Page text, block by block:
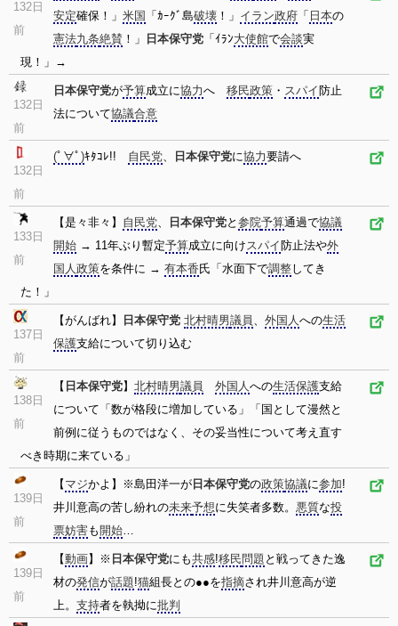
132日
前
安定確保！」 米国 「ｶｰｸﾞ島破壊 ！」 イラン政府 「 日本の
憲法九条絶賛 ！」 日本保守党 「ｲﾗﾝ大使館で会談実
現！」→
132日
前
日本保守党が予算成立に協力へ 移民政策 ・ スパイ 防止
法について協議合意
132日
前
(ﾟ∀ﾟ)ｷﾀｺﾚ!! 自民党、 日本保守党に協力要請へ
133日
前
【是々非々】 自民党、 日本保守党と 参院予算通過で協議
開始 → 11年ぶり暫定予算成立に向けスパイ 防止法や外
国人政策を条件に → 有本香氏「水面下で調整してき
た！」
137日
前
【がんばれ】 日本保守党 北村晴男議員 、 外国人への生活
保護支給について切り込む
138日
前
【 日本保守党】 北村晴男議員 外国人への生活保護支給
について「数が格段に増加している」「国として漫然と
前例に従うものではなく、その妥当性について考え直す
べき時期に来ている」
139日
前
【 マジかよ】※島田洋一が 日本保守党の政策協議に参加!
井川意高の苦し紛れの未来予想に失笑者多数。 悪質な投
票妨害も 開始…
139日
前
【動画】※ 日本保守党にも共感!移民問題 と戦ってきた逸
材の発信が話題!猫組長との●●を指摘され井川意高が逆
上。 支持者を執拗に批判